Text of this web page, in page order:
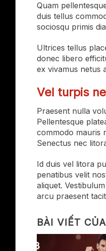
Quam
duis tellus
sociosqu primis
Ultrices tellus
donec libero
ex vivamus netus
Vel turpis
Praesent nulla
Pellentesque
commodo mauris
Senectus nec
Id duis vel litora
penatibus velit
aliquet.
arcu praesent
BÀI VIẾT